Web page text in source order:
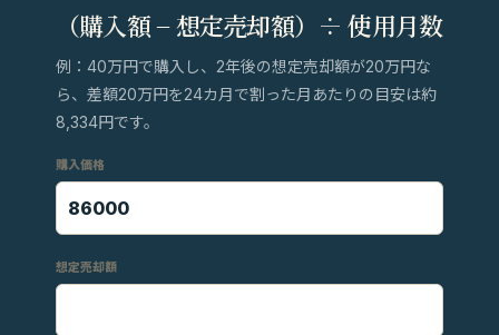
（購入額 − 想定売却額）÷ 使用月数
例：40万円で購入し、2年後の想定売却額が20万円な
ら、差額20万円を24カ月で割った月あたりの目安は約
8,334円です。
購入価格
想定売却額